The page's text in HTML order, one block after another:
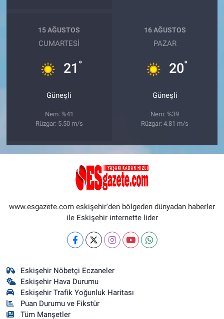
15 AĞUSTOS
CUMARTESI
21 °
Güneşli
Nem: %41
Rüzgar: 5.50 m/s
16 AĞUSTOS
PAZAR
20°
Güneşli
Nem: %39
Rüzgar: 4.81 m/s
www.esgazete.com eskişehir'den bölgeden dünyadan haberler
ile Eskişehir internette lider
Eskişehir Nöbetçi Eczaneler
Eskişehir Hava Durumu
Eskişehir Trafik Yoğunluk Haritası
Puan Durumu ve Fikstür
Tüm Manşetler